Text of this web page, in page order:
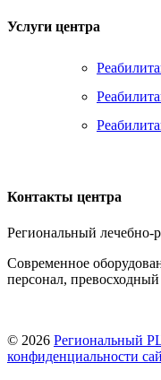
Услуги центра
Контакты центра
Региональный лечебно-
Современное
персонал,
© 2026 Региональный
конфиденциальности